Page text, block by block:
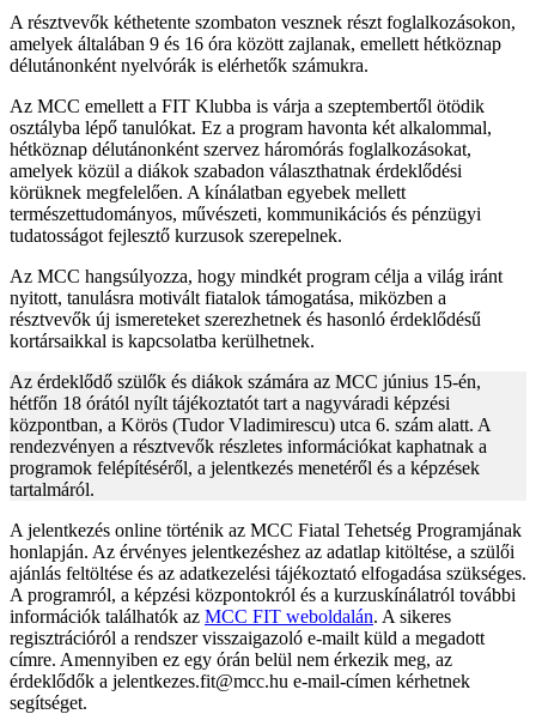
A résztvevők kéthetente szombaton vesznek részt foglalkozásokon,
amelyek általában 9 és 16 óra között zajlanak, emellett hétköznap
délutánonként nyelvórák is elérhetők számukra.
Az MCC emellett a FIT Klubba is várja a szeptembertől ötödik
osztályba lépő tanulókat. Ez a program havonta két alkalommal,
hétköznap délutánonként szervez háromórás foglalkozásokat,
amelyek közül a diákok szabadon választhatnak érdeklődési
körüknek megfelelően. A kínálatban egyebek mellett
természettudományos, művészeti, kommunikációs és pénzügyi
tudatosságot fejlesztő kurzusok szerepelnek.
Az MCC hangsúlyozza, hogy mindkét program célja a világ iránt
nyitott, tanulásra motivált fiatalok támogatása, miközben a
résztvevők új ismereteket szerezhetnek és hasonló érdeklődésű
kortársaikkal is kapcsolatba kerülhetnek.
Az érdeklődő szülők és diákok számára az MCC június 15-én,
hétfőn 18 órától nyílt tájékoztatót tart a nagyváradi képzési
központban, a Körös (Tudor Vladimirescu) utca 6. szám alatt. A
rendezvényen a résztvevők részletes információkat kaphatnak a
programok felépítéséről, a jelentkezés menetéről és a képzések
tartalmáról.
A jelentkezés online történik az MCC Fiatal Tehetség Programjának
honlapján. Az érvényes jelentkezéshez az adatlap kitöltése, a szülői
ajánlás feltöltése és az adatkezelési tájékoztató elfogadása szükséges.
A programról, a képzési központokról és a kurzuskínálatról további
információk találhatók az MCC FIT weboldalán. A sikeres
regisztrációról a rendszer visszaigazoló e-mailt küld a megadott
címre. Amennyiben ez egy órán belül nem érkezik meg, az
érdeklődők a jelentkezes.fit@mcc.hu e-mail-címen kérhetnek
segítséget.